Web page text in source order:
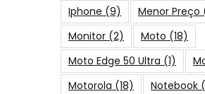
Iphone (9) Menor Preço
Monitor (2) Moto (18)
Moto Edge 50 Ultra (1)
Motorola (18) Notebook